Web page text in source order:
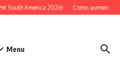
South America 2026! Como aumentar
Menu